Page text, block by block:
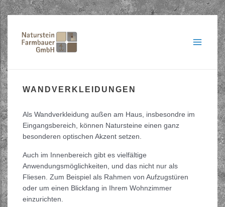
Zum
Inhalt
springen
Menu
WANDVERKLEIDUNGEN
Als Wandverkleidung außen am Haus, insbesondre im
Eingangsbereich, können Natursteine einen ganz
besonderen optischen Akzent setzen.
Auch im Innenbereich gibt es vielfältige
Anwendungsmöglichkeiten, und das nicht nur als
Fliesen. Zum Beispiel als Rahmen von Aufzugstüren
oder um einen Blickfang in Ihrem Wohnzimmer
einzurichten.